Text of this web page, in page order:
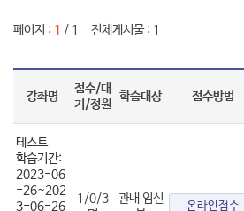
페이지 : 1 / 1 전체게시물 : 1
강좌명
접수/대
기/정원
학습대상 접수방법
테스트
학습기간:
2023-06
-26~202
3-06-26
1/0/3
관내 임신
온라인접수